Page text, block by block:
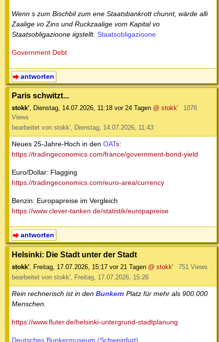
Wenn s zum Bischbil zum ene Staatsbankrott chunnt, wärde alli
Zaalige vo Zins und Ruckzaalige vom Kapital vo
Staatsobligazioone iigstellt. Staatsobligazioone
Government Debt
antworten
Paris schwitzt...
stokk', Dienstag, 14.07.2026, 11:18 vor 24 Tagen @ stokk'
1078
Views
bearbeitet von stokk', Dienstag, 14.07.2026, 11:43
Neues 25-Jahre-Hoch in den OATs:
https://tradingeconomics.com/france/government-bond-yield
Euro/Dollar: Flagging
https://tradingeconomics.com/euro-area/currency
Benzin: Europapreise im Vergleich
https://www.clever-tanken.de/statistik/europapreise
antworten
Helsinki: Die Stadt unter der Stadt
stokk', Freitag, 17.07.2026, 15:17 vor 21 Tagen @ stokk'
751 Views
bearbeitet von stokk', Freitag, 17.07.2026, 15:26
Rein rechnerisch ist in den Bunkern Platz für mehr als 900.000
Menschen.
https://www.fluter.de/helsinki-untergrund-stadtplanung
Deutsches Bunkermuseum (Schweinfurt)